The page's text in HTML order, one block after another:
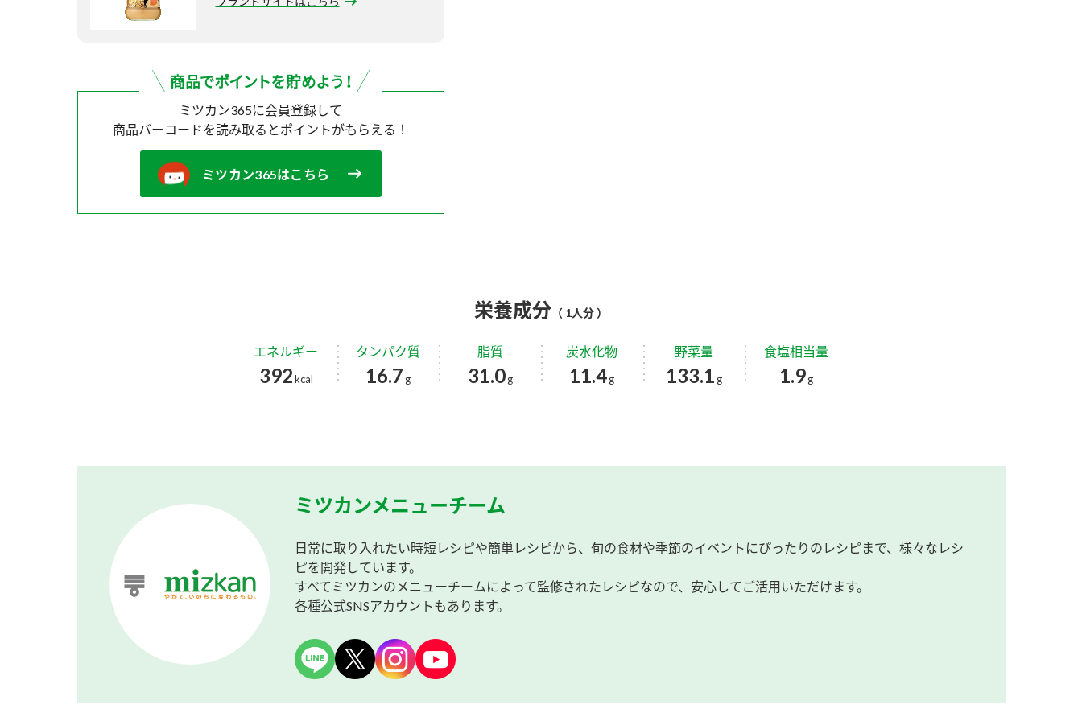
ミツカン365に会員登録して
商品バーコードを読み取ると ポイントがもらえる！
ミツカン365はこちら
栄養成分 （ 1人分 ）
エネルギー
392kcal
タンパク質
16.7 g
脂質
31.0 g
炭水化物
11.4g
野菜量
133.1 g
食塩相当量
1.9 g
ミツカンメニューチーム
日常に取り入れたい時短レシピや簡単レシピから、旬の食材や季節のイベントにぴったりのレシピまで、様々なレシ
ピを開発しています。
すべてミツカンのメニューチームによって監修されたレシピなので、安心してご活用いただけます。
各種公式SNSアカウントもあります。